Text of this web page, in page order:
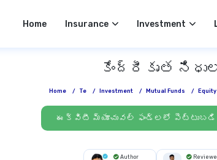
Home Insurance Investment
కేంద్రీకృత
Home / Te / Investment / Mutual Funds / Equity
ఈక్విటీ మ్యూచువల్ ఫండ్లలో పెట్టుబడి
Author